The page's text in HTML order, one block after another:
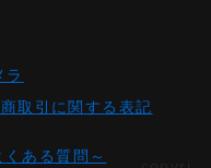
ラ
取引に関する表記
ある質問～